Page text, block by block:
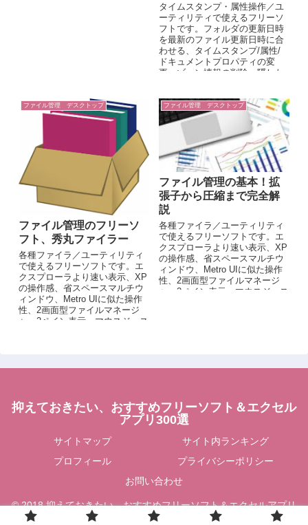
タイムスタンプ・属性操作／ユ
ーティリティで使えるフリーソ
フトです。フォルダの更新日時
を最新のファイル更新日時に合
わせる、タイムスタンプ/属性/
ドキュメントプロパティの変
更、ゾーン情報の削除、隠した
ファイル管理 デスクトップ
ファイル管理のフリーソ
フト、秀丸ファイラー
各種ファイラ／ユーティリティ
で使えるフリーソフトです。エ
クスプローラより速い表示、XP
の操作感、省スペースマルチウ
ィンドウ、Metro UIに似た操作
性、2画面型ファイルマネージ
ャ、2ペイン表示、マウスジェス
ファイル管理 デスクトップ
ファイル管理の基本！拡
張子から圧縮まで完全解
説
各種ファイラ／ユーティリティ
で使えるフリーソフトです。エ
クスプローラより速い表示、XP
の操作感、省スペースマルチウ
ィンドウ、Metro UIに似た操作
性、2画面型ファイルマネージ
ャ、2ペイン表示、マウスジェス
抑えておきたい、おすすめフリーソフト＆エクセル
アプリ300選
サイトマップ
サイト内ランキング
プロフィール
プライバシーポリシー
お問い合わせ
© 2018 抑えておきたい、おすすめフリーソフト＆エクセルアプリ
300選.